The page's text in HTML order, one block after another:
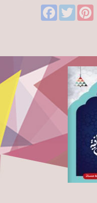
FacebookTwitter